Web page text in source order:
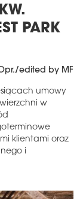
PARK
edited by MF
umowy
w
klientami oraz
i